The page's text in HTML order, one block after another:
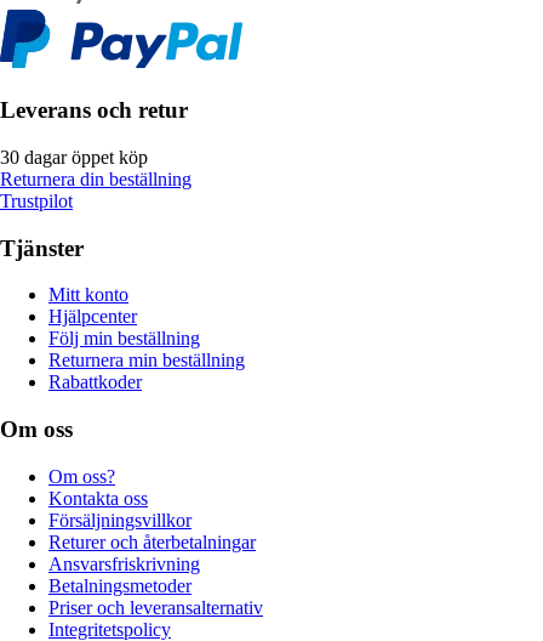
Leverans och retur
30 dagar öppet köp
Returnera din beställning
Trustpilot
Tjänster
Mitt konto
Hjälpcenter
Följ min beställning
Returnera min beställning
Rabattkoder
Om oss
Om oss?
Kontakta oss
Försäljningsvillkor
Returer och återbetalningar
Ansvarsfriskrivning
Betalningsmetoder
Priser och leveransalternativ
Integritetspolicy